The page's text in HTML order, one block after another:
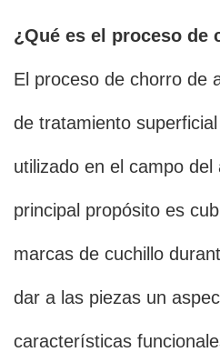
¿Qué es el proceso de
El proceso de chorro de
de tratamiento
utilizado en el campo del
principal propósito es
marcas de cuchillo
dar a las piezas un
características